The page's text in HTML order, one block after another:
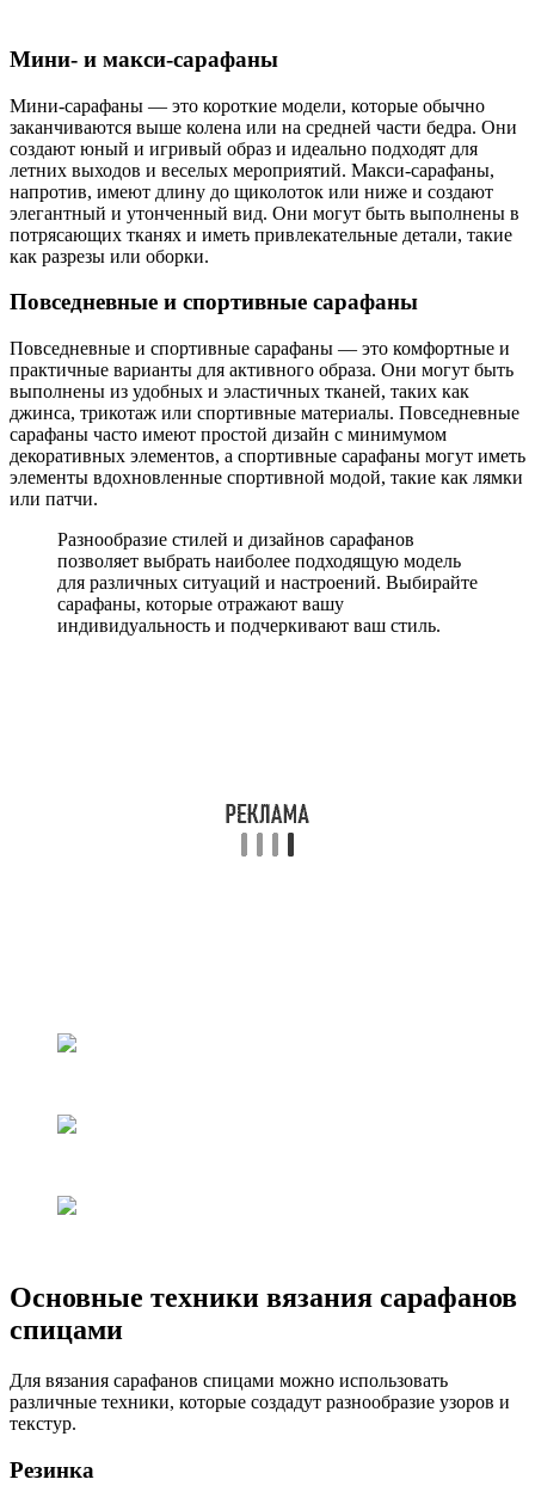
Мини- и макси-сарафаны
Мини-сарафаны — это короткие модели, которые обычно
заканчиваются выше колена или на средней части бедра. Они
создают юный и игривый образ и идеально подходят для
летних выходов и веселых мероприятий. Макси-сарафаны,
напротив, имеют длину до щиколоток или ниже и создают
элегантный и утонченный вид. Они могут быть выполнены в
потрясающих тканях и иметь привлекательные детали, такие
как разрезы или оборки.
Повседневные и спортивные сарафаны
Повседневные и спортивные сарафаны — это комфортные и
практичные варианты для активного образа. Они могут быть
выполнены из удобных и эластичных тканей, таких как
джинса, трикотаж или спортивные материалы. Повседневные
сарафаны часто имеют простой дизайн с минимумом
декоративных элементов, а спортивные сарафаны могут иметь
элементы вдохновленные спортивной модой, такие как лямки
или патчи.
Разнообразие стилей и дизайнов сарафанов
позволяет выбрать наиболее подходящую модель
для различных ситуаций и настроений. Выбирайте
сарафаны, которые отражают вашу
индивидуальность и подчеркивают ваш стиль.
Основные техники вязания сарафанов
спицами
Для вязания сарафанов спицами можно использовать
различные техники, которые создадут разнообразие узоров и
текстур.
Резинка